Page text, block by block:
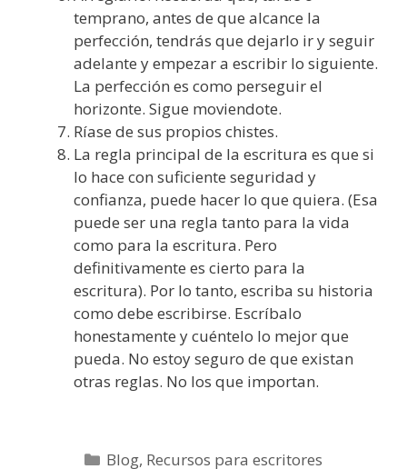
temprano, antes de que alcance la
perfección, tendrás que dejarlo ir y seguir
adelante y empezar a escribir lo siguiente.
La perfección es como perseguir el
horizonte. Sigue moviendote.
Ríase de sus propios chistes.
La regla principal de la escritura es que si
lo hace con suficiente seguridad y
confianza, puede hacer lo que quiera. (Esa
puede ser una regla tanto para la vida
como para la escritura. Pero
definitivamente es cierto para la
escritura). Por lo tanto, escriba su historia
como debe escribirse. Escríbalo
honestamente y cuéntelo lo mejor que
pueda. No estoy seguro de que existan
otras reglas. No los que importan.
Categorías
Blog, Recursos para escritores